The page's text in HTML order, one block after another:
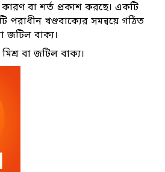
কারণ বা শর্ত প্রকাশ করছে। একটি
পরাধীন খণ্ডবাক্যের সমন্বয়ে গঠিত
জটিল বাক্য।
বা জটিল বাক্য।